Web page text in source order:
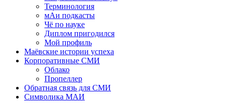
Терминология
мАи подкасты
Чё по науке
Диплом пригодился
Мой профиль
Маёвские истории успеха
Корпоративные СМИ
Облако
Пропеллер
Обратная связь для СМИ
Символика МАИ